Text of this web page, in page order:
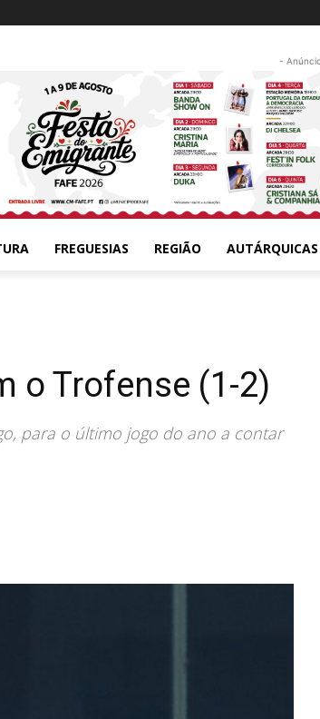
-
FREGUESIAS REGIÃO
o Trofense (1-2)
para o último jogo do ano a contar